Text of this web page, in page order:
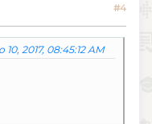
#4
2017, 08:45:12 AM